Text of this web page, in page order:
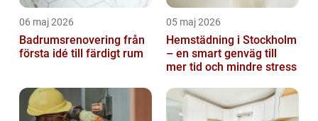
06 maj 2026
Badrumsrenovering från
första idé till färdigt rum
05 maj 2026
Hemstädning i Stockholm
– en smart genväg till
mer tid och mindre stress